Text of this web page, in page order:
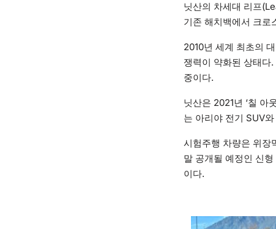
닛산의 차세대 리프
기존 해치백에서 크로
2010년 세계 최초의
쟁력이 약화된 상태다
중이다.
닛산은 2021년 ‘칠 아
는 아리야 전기 SUV
시험주행 차량은 위장
말 공개될 예정인 신
이다.